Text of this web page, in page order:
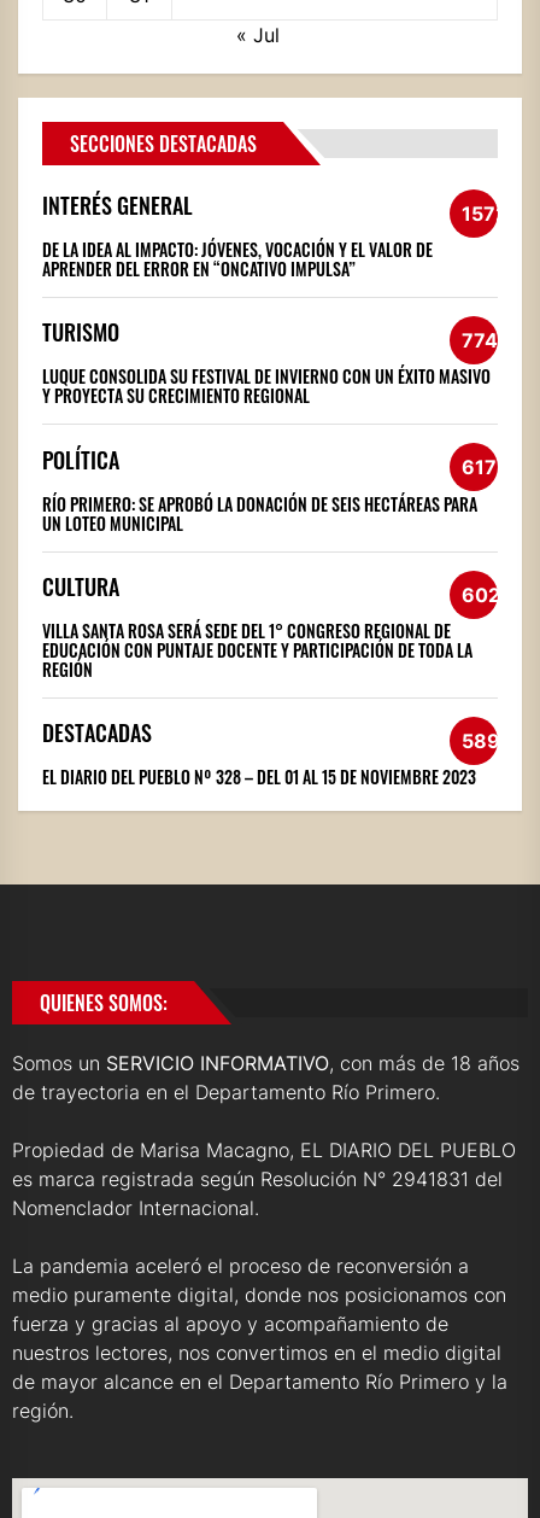
« Jul
SECCIONES DESTACADAS
INTERÉS GENERAL 1572
DE LA IDEA AL IMPACTO: JÓVENES, VOCACIÓN Y EL VALOR DE
APRENDER DEL ERROR EN “ONCATIVO IMPULSA”
TURISMO 774
LUQUE CONSOLIDA SU FESTIVAL DE INVIERNO CON UN ÉXITO MASIVO
Y PROYECTA SU CRECIMIENTO REGIONAL
POLÍTICA 617
RÍO PRIMERO: SE APROBÓ LA DONACIÓN DE SEIS HECTÁREAS PARA
UN LOTEO MUNICIPAL
CULTURA 602
VILLA SANTA ROSA SERÁ SEDE DEL 1° CONGRESO REGIONAL DE
EDUCACIÓN CON PUNTAJE DOCENTE Y PARTICIPACIÓN DE TODA LA
REGIÓN
DESTACADAS 589
EL DIARIO DEL PUEBLO Nº 328 – DEL 01 AL 15 DE NOVIEMBRE 2023
QUIENES SOMOS:
Somos un SERVICIO INFORMATIVO, con más de 18 años
de trayectoria en el Departamento Río Primero.
Propiedad de Marisa Macagno, EL DIARIO DEL PUEBLO
es marca registrada según Resolución N° 2941831 del
Nomenclador Internacional.
La pandemia aceleró el proceso de reconversión a
medio puramente digital, donde nos posicionamos con
fuerza y gracias al apoyo y acompañamiento de
nuestros lectores, nos convertimos en el medio digital
de mayor alcance en el Departamento Río Primero y la
región.